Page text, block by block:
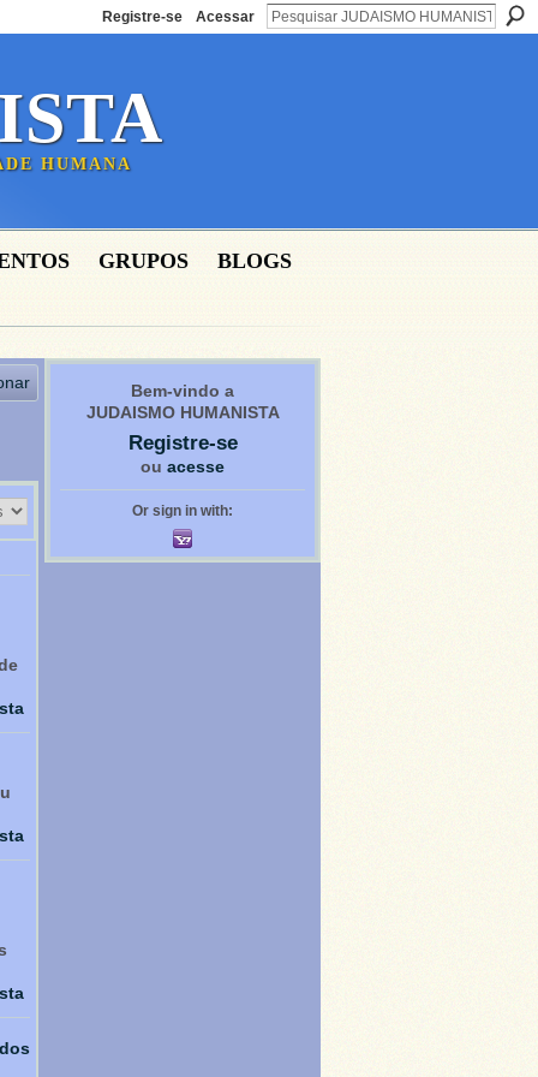
Registre-se Acessar
HUMANA
GRUPOS BLOGS
Bem-vindo a
JUDAISMO HUMANISTA
Registre-se
ou acesse
Or sign in with: